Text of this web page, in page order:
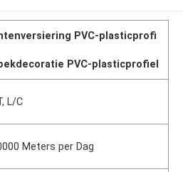
PVC-plasticprofi
PVC-plasticprofiel
L/C
Meters per Dag